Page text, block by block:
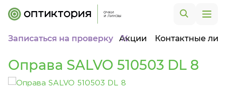
Записаться на проверку Акции Контактные
Оправа SALVO 510503 DL 8